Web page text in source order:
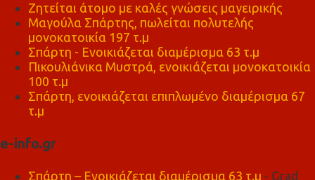
Ζητείται άτομο με καλές γνώσεις μαγειρικής
Μαγούλα Σπάρτης, πωλείται πολυτελής
μονοκατοικία 197 τ.μ
Σπάρτη - Ενοικιάζεται διαμέρισμα 63 τ.μ
Πικουλιάνικα Μυστρά, ενοικιάζεται μονοκατοικία
100 τ.μ
Σπάρτη, ενοικιάζεται επιπλωμένο διαμέρισμα 67
τ.μ
e-info.gr
Σπάρτη – Ενοικιάζεται διαμέρισμα 63 τ.μ - Grad